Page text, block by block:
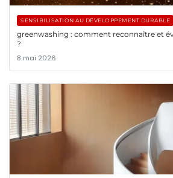
SENSIBILISATION AU DÉVELOPPEMENT DURABLE
greenwashing : comment reconnaître et
?
8 mai 2026